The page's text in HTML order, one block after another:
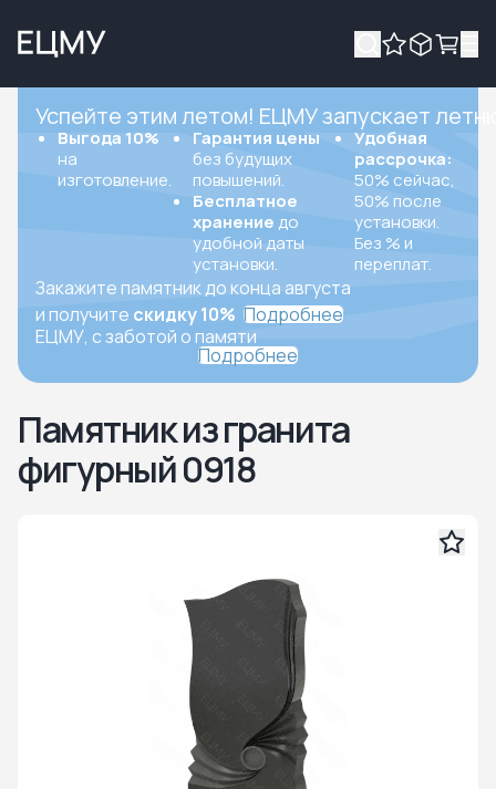
Успейте этим летом! ЕЦМУ запускает
Выгода 10%
на
изготовление.
Гарантия цены
без будущих
повышений.
Бесплатное
хранение до
удобной даты
установки.
Удобная
рассрочка:
50% сейчас,
50% после
установки.
Без % и
переплат.
Закажите памятник до конца августа
и получите скидку 10% Подробнее
ЕЦМУ, с заботой о памяти
Подробнее
Памятник из гранита
фигурный 0918